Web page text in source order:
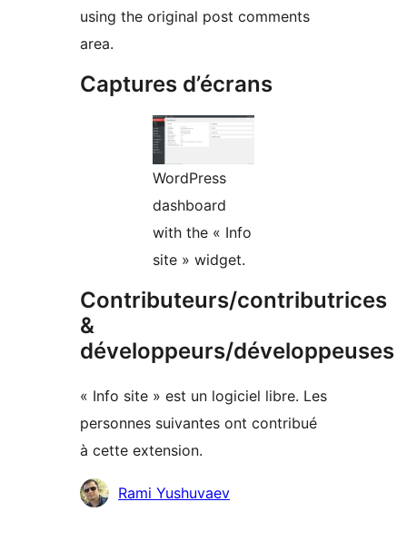
using the original post comments
area.
Captures d’écrans
WordPress
dashboard
with the « Info
site » widget.
Contributeurs/contributrices
&
développeurs/développeuses
« Info site » est un logiciel libre. Les
personnes suivantes ont contribué
à cette extension.
Contributeurs
Rami Yushuvaev